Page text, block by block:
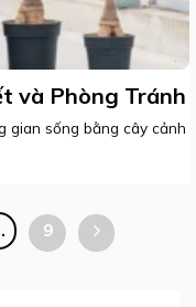
và Phòng Tránh
gian sống bằng cây cảnh
9